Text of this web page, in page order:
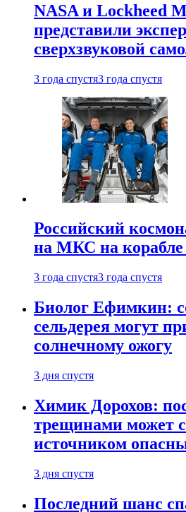
NASA и Lockheed
представили
сверхзвуковой
3 года спустя3 года спустя
Российский
на МКС на
3 года спустя3 года спустя
Биолог Ефимкин:
сельдерея могут
солнечному ожогу
3 дня спустя
Химик Дорохов:
трещинами может
источником
3 дня спустя
Последний шанс